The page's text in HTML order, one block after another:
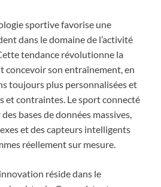
sportive favorise une
dans le domaine de l’activité
tendance révolutionne la
concevoir son entraînement, en
toujours plus personnalisées et
et contraintes. Le sport connecté
bases de données massives,
et des capteurs intelligents
réellement sur mesure.
réside dans le